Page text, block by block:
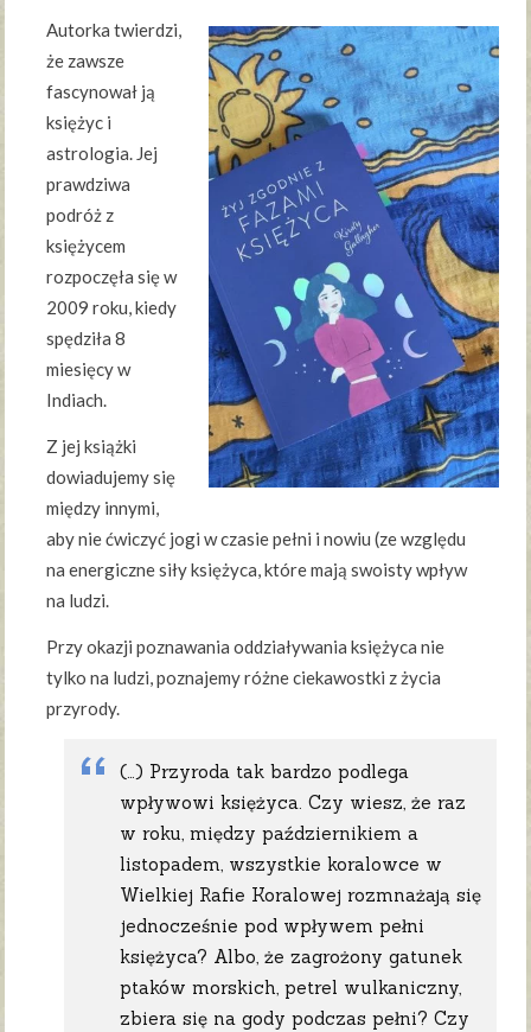
Autorka twierdzi,
że zawsze
fascynował ją
księżyc i
astrologia. Jej
prawdziwa
podróż z
księżycem
rozpoczęła się w
2009 roku, kiedy
spędziła 8
miesięcy w
Indiach.
Z jej książki
dowiadujemy się
między innymi,
aby nie ćwiczyć jogi w czasie pełni i nowiu (ze względu
na energiczne siły księżyca, które mają swoisty wpływ
na ludzi.
Przy okazji poznawania oddziaływania księżyca nie
tylko na ludzi, poznajemy różne ciekawostki z życia
przyrody.
(…) Przyroda tak bardzo podlega
wpływowi księżyca. Czy wiesz, że raz
w roku, między październikiem a
listopadem, wszystkie koralowce w
Wielkiej Rafie Koralowej rozmnażają się
jednocześnie pod wpływem pełni
księżyca? Albo, że zagrożony gatunek
ptaków morskich, petrel wulkaniczny,
zbiera się na gody podczas pełni? Czy